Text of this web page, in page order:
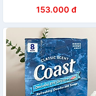
153.000 đ